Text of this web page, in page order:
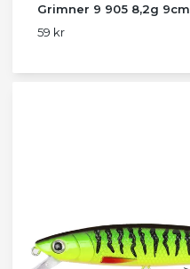
Grimner 9 905 8,2g 9cm
59 kr